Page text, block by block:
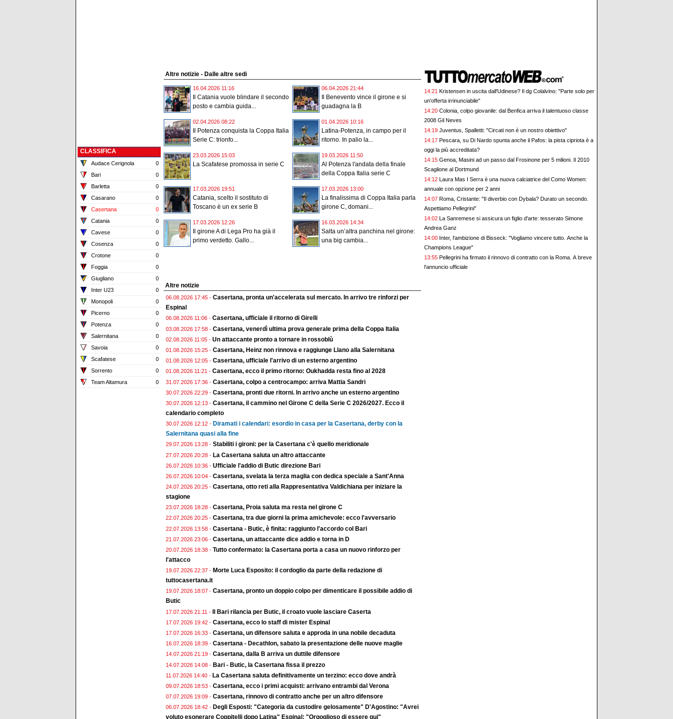
CLASSIFICA
Audace Cerignola
0
Bari
0
Barletta
0
Casarano
0
Casertana
0
Catania
0
Cavese
0
Cosenza
0
Crotone
0
Foggia
0
Giugliano
0
Inter U23
0
Monopoli
0
Picerno
0
Potenza
0
Salernitana
0
Savoia
0
Scafatese
0
Sorrento
0
Team Altamura
0
Altre notizie - Dalle altre sedi
16.04.2026 11:16
Il Catania vuole blindare il secondo
posto e cambia guida...
06.04.2026 21:44
Il Benevento vince il girone e si
guadagna la B
02.04.2026 08:22
Il Potenza conquista la Coppa Italia
Serie C: trionfo...
01.04.2026 10:16
Latina-Potenza, in campo per il
ritorno. In palio la...
23.03.2026 15:03
La Scafatese promossa in serie C
19.03.2026 11:50
Al Potenza l'andata della finale
della Coppa Italia serie C
17.03.2026 19:51
Catania, scelto il sostituto di
Toscano è un ex serie B
17.03.2026 13:00
La finalissima di Coppa Italia parla
girone C, domani...
17.03.2026 12:26
Il girone A di Lega Pro ha già il
primo verdetto. Gallo...
16.03.2026 14:34
Salta un’altra panchina nel girone:
una big cambia...
Altre notizie
06.08.2026 17:45 - Casertana, pronta un'accelerata sul mercato. In arrivo tre rinforzi per
Espinal
06.08.2026 11:06 - Casertana, ufficiale il ritorno di Girelli
03.08.2026 17:58 - Casertana, venerdì ultima prova generale prima della Coppa Italia
02.08.2026 11:05 - Un attaccante pronto a tornare in rossoblù
01.08.2026 15:25 - Casertana, Heinz non rinnova e raggiunge Llano alla Salernitana
01.08.2026 12:05 - Casertana, ufficiale l'arrivo di un esterno argentino
01.08.2026 11:21 - Casertana, ecco il primo ritorno: Oukhadda resta fino al 2028
31.07.2026 17:36 - Casertana, colpo a centrocampo: arriva Mattia Sandri
30.07.2026 22:29 - Casertana, pronti due ritorni. In arrivo anche un esterno argentino
30.07.2026 12:13 - Casertana, il cammino nel Girone C della Serie C 2026/2027. Ecco il
calendario completo
30.07.2026 12:12 - Diramati i calendari: esordio in casa per la Casertana, derby con la
Salernitana quasi alla fine
29.07.2026 13:28 - Stabiliti i gironi: per la Casertana c'è quello meridionale
27.07.2026 20:28 - La Casertana saluta un altro attaccante
26.07.2026 10:36 - Ufficiale l'addio di Butic direzione Bari
26.07.2026 10:04 - Casertana, svelata la terza maglia con dedica speciale a Sant'Anna
24.07.2026 20:25 - Casertana, otto reti alla Rappresentativa Valdichiana per iniziare la
stagione
23.07.2026 18:28 - Casertana, Proia saluta ma resta nel girone C
22.07.2026 20:25 - Casertana, tra due giorni la prima amichevole: ecco l'avversario
22.07.2026 13:58 - Casertana - Butic, è finita: raggiunto l'accordo col Bari
21.07.2026 23:06 - Casertana, un attaccante dice addio e torna in D
20.07.2026 18:38 - Tutto confermato: la Casertana porta a casa un nuovo rinforzo per
l'attacco
19.07.2026 22:37 - Morte Luca Esposito: il cordoglio da parte della redazione di
tuttocasertana.it
19.07.2026 18:07 - Casertana, pronto un doppio colpo per dimenticare il possibile addio di
Butic
17.07.2026 21:11 - Il Bari rilancia per Butic, il croato vuole lasciare Caserta
17.07.2026 19:42 - Casertana, ecco lo staff di mister Espinal
17.07.2026 16:33 - Casertana, un difensore saluta e approda in una nobile decaduta
16.07.2026 18:39 - Casertana - Decathlon, sabato la presentazione delle nuove maglie
14.07.2026 21:19 - Casertana, dalla B arriva un duttile difensore
14.07.2026 14:08 - Bari - Butic, la Casertana fissa il prezzo
11.07.2026 14:40 - La Casertana saluta definitivamente un terzino: ecco dove andrà
09.07.2026 18:53 - Casertana, ecco i primi acquisti: arrivano entrambi dal Verona
07.07.2026 19:09 - Casertana, rinnovo di contratto anche per un altro difensore
06.07.2026 18:42 - Degli Esposti: "Categoria da custodire gelosamente" D'Agostino: "Avrei
voluto esonerare Coppitelli dopo Latina" Espinal: "Orgoglioso di essere qui"
14:21 Kristensen in uscita dall'Udinese? Il dg Colalvino: "Parte solo per
un'offerta irrinunciabile"
14:20 Colonia, colpo giovanile: dal Benfica arriva il talentuoso classe
2008 Gil Neves
14:19 Juventus, Spalletti: "Circati non è un nostro obiettivo"
14:17 Pescara, su Di Nardo spunta anche il Pafos: la pista cipriota è a
oggi la più accreditata?
14:15 Genoa, Masini ad un passo dal Frosinone per 5 milioni. Il 2010
Scaglione al Dortmund
14:12 Laura Mas I Serra è una nuova calciatrice del Como Women:
annuale con opzione per 2 anni
14:07 Roma, Cristante: "Il diverbio con Dybala? Durato un secondo.
Aspettiamo Pellegrini"
14:02 La Sanremese si assicura un figlio d'arte: tesserato Simone
Andrea Ganz
14:00 Inter, l'ambizione di Bisseck: "Vogliamo vincere tutto. Anche la
Champions League"
13:55 Pellegrini ha firmato il rinnovo di contratto con la Roma. A breve
l'annuncio ufficiale